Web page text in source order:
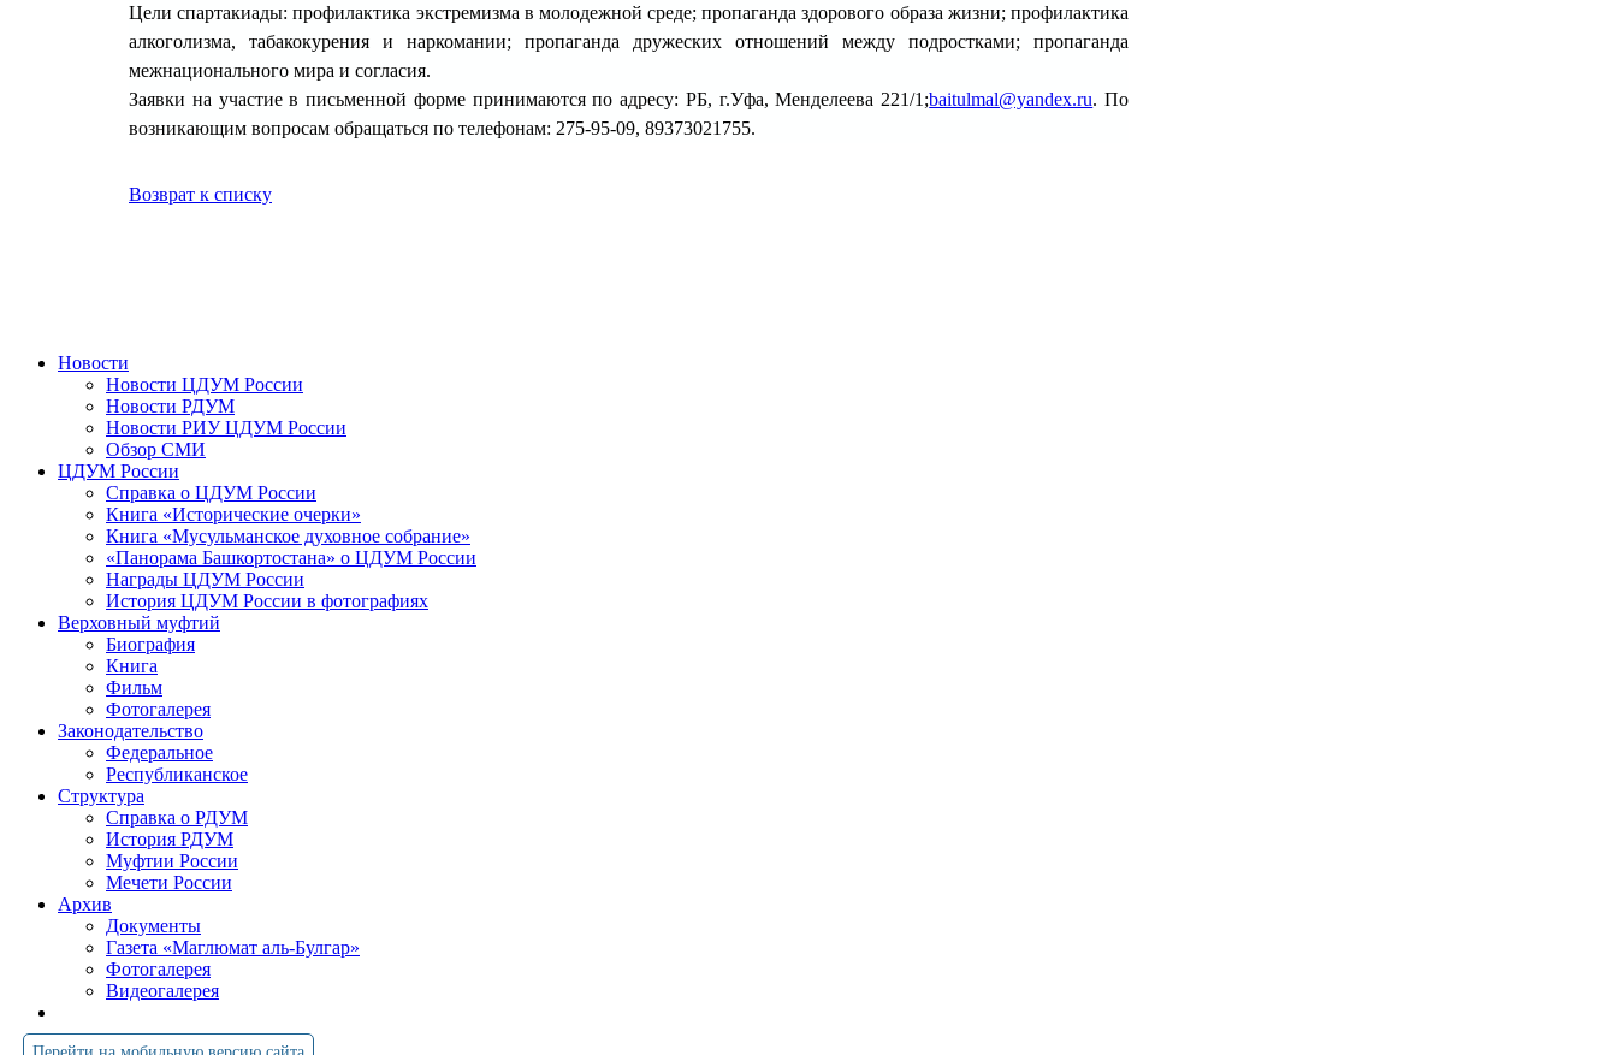
Цели спартакиады: профилактика экстремизма в молодежной среде; пропаганда здорового образа жизни; профилактика
алкоголизма, табакокурения и наркомании; пропаганда дружеских отношений между подростками; пропаганда
межнационального мира и согласия.
Заявки на участие в письменной форме принимаются по адресу: РБ, г.Уфа, Менделеева 221/1;baitulmal@yandex.ru. По
возникающим вопросам обращаться по телефонам: 275-95-09, 89373021755.
Возврат к списку
Новости
Новости ЦДУМ России
Новости РДУМ
Новости РИУ ЦДУМ России
Обзор СМИ
ЦДУМ России
Справка о ЦДУМ России
Книга «Исторические очерки»
Книга «Мусульманское духовное собрание»
«Панорама Башкортостана» о ЦДУМ России
Награды ЦДУМ России
История ЦДУМ России в фотографиях
Верховный муфтий
Биография
Книга
Фильм
Фотогалерея
Законодательство
Федеральное
Республиканское
Структура
Справка о РДУМ
История РДУМ
Муфтии России
Мечети России
Архив
Документы
Газета «Маглюмат аль-Булгар»
Фотогалерея
Видеогалерея